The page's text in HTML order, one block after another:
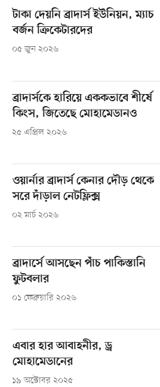
টাকা দেয়নি ব্রাদার্স ইউনিয়ন, ম্যাচ
বর্জন ক্রিকেটারদের
০৫ জুন ২০২৬
ব্রাদার্সকে হারিয়ে এককভাবে শীর্ষে
কিংস, জিতেছে মোহামেডানও
২৫ এপ্রিল ২০২৬
ওয়ার্নার ব্রাদার্স কেনার দৌড় থেকে
সরে দাঁড়াল নেটফ্লিক্স
০২ মার্চ ২০২৬
ব্রাদার্সে আসছেন পাঁচ পাকিস্তানি
ফুটবলার
০১ ফেব্রুয়ারি ২০২৬
এবার হার আবাহনীর, ড্র
মোহামেডানের
১৯ অক্টোবর ২০২৫